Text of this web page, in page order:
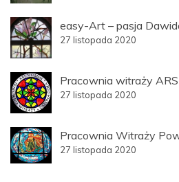
easy-Art – pasja
27 listopada 2020
Pracownia witraży
27 listopada 2020
Pracownia Witraży
27 listopada 2020